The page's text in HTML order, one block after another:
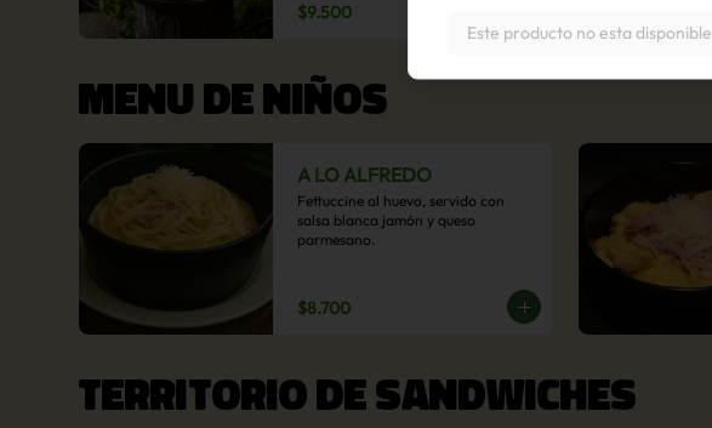
$9.500
MENU DE NIÑOS
A LO ALFREDO
Fettuccine al huevo, servido con
salsa blanca jamón y queso
parmesano.
$8.700
TERRITORIO DE SANDWICHES
Este producto no esta disponible